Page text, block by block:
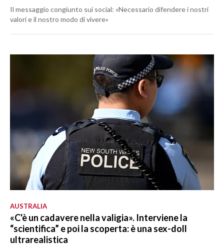
Il messaggio congiunto sui social: «Necessario difendere i nostri
valori e il nostro modo di vivere»
AUSTRALIA
«C'è un cadavere nella valigia». Interviene la
“scientifica” e poi la scoperta: è una sex-doll
ultrarealistica